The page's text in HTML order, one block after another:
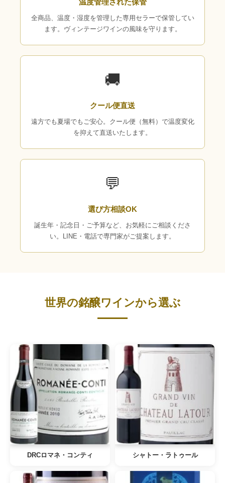
温度管理された保管
全商品、温度・湿度を管理した専用セラーで保管してい
ます。ヴィンテージワインの風味を守ります。
🚚
クール便直送
遠方でも夏場でもご安心。クール便（無料）で温度変化
を抑えて直送いたします。
💬
選び方相談OK
誕生年・記念日・ご予算など、お気軽にご相談くださ
い。LINE・電話で専門家がご提案します。
世界の銘醸ワインから選ぶ
DRCロマネ・コンティ シャトー・ラトゥール